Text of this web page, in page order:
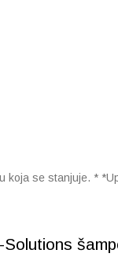
koja se stanjuje. *